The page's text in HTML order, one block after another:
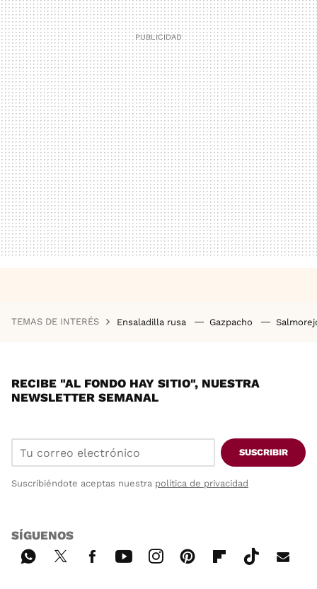
TEMAS DE INTERÉS Ensaladilla rusa Gazpacho
RECIBE "AL FONDO HAY SITIO", NUESTRA
NEWSLETTER SEMANAL
SUSCRIBIR
Suscribiéndote aceptas nuestra política de privacidad
SÍGUENOS